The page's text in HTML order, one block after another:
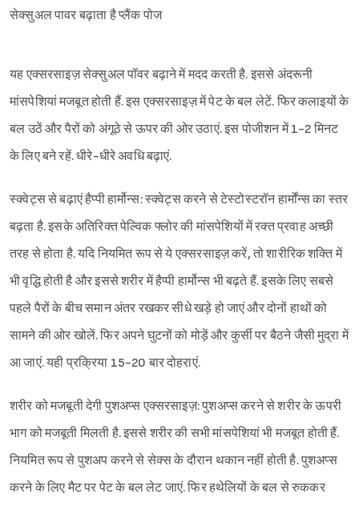
सेक्सुअल पावर बढ़ाता है प्लैंक पोज
यह एक्सरसाइज़ सेक्सुअल पॉवर बढ़ाने में मदद करती है. इससे अंदरूनी
मांसपेशियां मजबूत होती हैं. इस एक्सरसाइज़ में पेट के बल लेटें. फिर कलाइयों के
बल उठें और पैरों को अंगूठे से ऊपर की ओर उठाएं. इस पोजीशन में 1-2 मिनट
के लिए बने रहें. धीरे-धीरे अवधि बढ़ाएं.
स्क्वेट्स से बढ़ाएं हैप्पी हार्मोन्स: स्क्वेट्स करने से टेस्टोस्टरॉन हार्मोंन्स का स्तर
बढ़ता है. इसके अतिरिक्त पेल्विक फ्लोर की मांसपेशियों में रक्त प्रवाह अच्छी
तरह से होता है. यदि नियमित रूप से ये एक्सरसाइज़ करें, तो शारीरिक शक्ति में
भी वृद्धि होती है और इससे शरीर में हैप्पी हार्मोन्स भी बढ़ते हैं. इसके लिए सबसे
पहले पैरों के बीच समान अंतर रखकर सीधे खड़े हो जाएं और दोनों हाथों को
सामने की ओर खोलें. फिर अपने घुटनों को मोड़ें और कुर्सी पर बैठने जैसी मुद्रा में
आ जाएं. यही प्रक्रिया 15-20 बार दोहराएं.
शरीर को मजबूती देगी पुशअप्स एक्सरसाइज़: पुशअप्स करने से शरीर के ऊपरी
भाग को मजबूती मिलती है. इससे शरीर की सभी मांसपेशियां भी मजबूत होती हैं.
नियमित रूप से पुशअप करने से सेक्स के दौरान थकान नहीं होती है. पुशअप्स
करने के लिए मैट पर पेट के बल लेट जाएं. फिर हथेलियों के बल से रुककर